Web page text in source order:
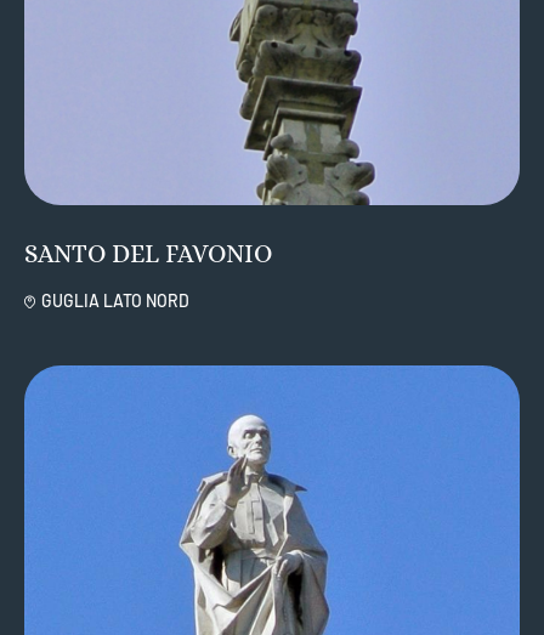
SANTO DEL FAVONIO
GUGLIA LATO NORD